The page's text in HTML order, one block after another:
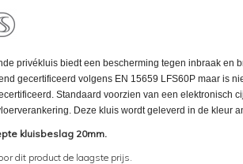
privékluis biedt een bescherming tegen inbraak en
gecertificeerd volgens EN 15659 LFS60P maar is
Standaard voorzien van een elektronisch
Deze kluis wordt geleverd in de kleur
kluisbeslag 20mm.
dit product de laagste prijs.